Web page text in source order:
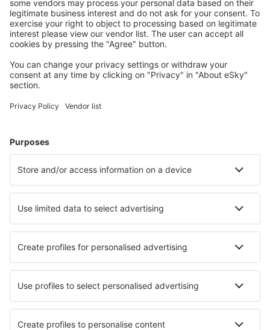
Planifică-ți călătoria
Bilete de avion
Zbor+Hotel
Află mai multe
Companii aeriene
Wizz Air